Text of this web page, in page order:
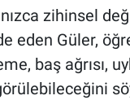
zihinsel
eden Güler,
baş ağrısı,